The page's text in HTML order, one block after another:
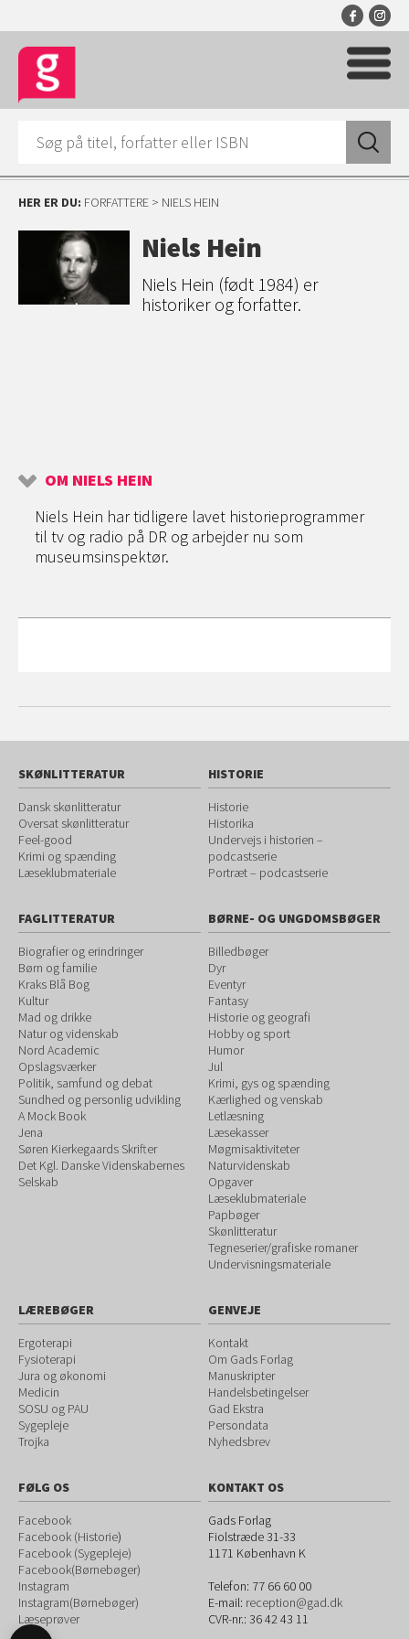
HER ER DU: FORFATTERE > NIELS HEIN
Niels Hein
Niels Hein (født 1984) er
historiker og forfatter.
OM NIELS HEIN
Niels Hein har tidligere lavet historieprogrammer
til tv og radio på DR og arbejder nu som
museumsinspektør.
SKØNLITTERATUR
Dansk skønlitteratur
Oversat skønlitteratur
Feel-good
Krimi og spænding
Læseklubmateriale
HISTORIE
Historie
Historika
Undervejs i historien –
podcastserie
Portræt – podcastserie
FAGLITTERATUR
Biografier og erindringer
Børn og familie
Kraks Blå Bog
Kultur
Mad og drikke
Natur og videnskab
Nord Academic
Opslagsværker
Politik, samfund og debat
Sundhed og personlig udvikling
A Mock Book
Jena
Søren Kierkegaards Skrifter
Det Kgl. Danske Videnskabernes
Selskab
BØRNE- OG UNGDOMSBØGER
Billedbøger
Dyr
Eventyr
Fantasy
Historie og geografi
Hobby og sport
Humor
Jul
Krimi, gys og spænding
Kærlighed og venskab
Letlæsning
Læsekasser
Møgmisaktiviteter
Naturvidenskab
Opgaver
Læseklubmateriale
Papbøger
Skønlitteratur
Tegneserier/grafiske romaner
Undervisningsmateriale
LÆREBØGER
Ergoterapi
Fysioterapi
Jura og økonomi
Medicin
SOSU og PAU
Sygepleje
Trojka
GENVEJE
Kontakt
Om Gads Forlag
Manuskripter
Handelsbetingelser
Gad Ekstra
Persondata
Nyhedsbrev
FØLG OS
Facebook
Facebook (Historie)
Facebook (Sygepleje)
Facebook(Børnebøger)
Instagram
Instagram(Børnebøger)
Læseprøver
KONTAKT OS
Gads Forlag
Fiolstræde 31-33
1171 København K
Telefon: 77 66 60 00
E-mail: reception@gad.dk
CVR-nr.: 36 42 43 11